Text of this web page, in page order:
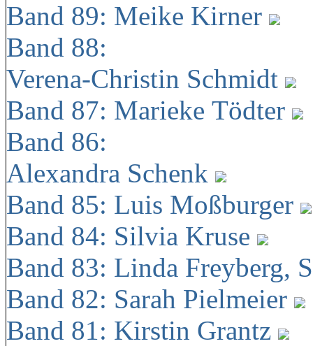
Band 89: Meike Kirner
Band 88:
Verena-Christin Schmidt
Band 87: Marieke Tödter
Band 86:
Alexandra Schenk
Band 85: Luis Moßburger
Band 84: Silvia Kruse
Band 83: Linda Freyberg,
Band 82: Sarah Pielmeier
Band 81: Kirstin Grantz